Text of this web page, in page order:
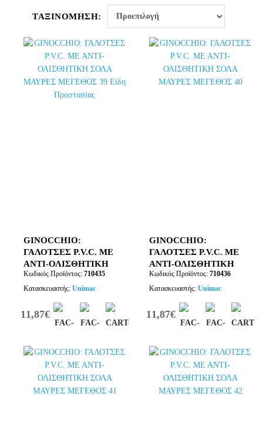
ΤΑΞΙΝΌΜΗΣΗ:
GINOCCHIO:
ΓΑΛΟΤΣΕΣ P.V.C. ΜΕ
ΑΝΤΙ-ΟΛΙΣΘΗΤΙΚΗ
ΣΟΛΑ ΜΑΥΡΕΣ
ΜΕΓΕΘΟΣ 39
Κωδικός Προϊόντος: 710435
Κατασκευαστής: Unimac
11,87€
GINOCCHIO:
ΓΑΛΟΤΣΕΣ P.V.C. ΜΕ
ΑΝΤΙ-ΟΛΙΣΘΗΤΙΚΗ
ΣΟΛΑ ΜΑΥΡΕΣ
ΜΕΓΕΘΟΣ 40
Κωδικός Προϊόντος: 710436
Κατασκευαστής: Unimac
11,87€